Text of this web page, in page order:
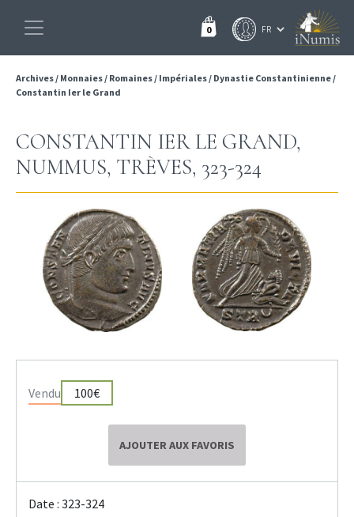
0
Archives/ Monnaies/ Romaines/ Impériales/ Dynastie Constantinienne/
Constantin Ier le Grand
CONSTANTIN IER LE GRAND,
NUMMUS, TRÈVES, 323-324
Vendu 100€
AJOUTER AUX FAVORIS
Date : 323-324